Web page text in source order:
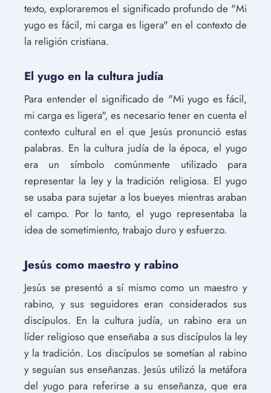
texto, exploraremos el significado profundo de "Mi
yugo es fácil, mi carga es ligera" en el contexto de
la religión cristiana.
El yugo en la cultura judía
Para entender el significado de "Mi yugo es fácil,
mi carga es ligera", es necesario tener en cuenta el
contexto cultural en el que Jesús pronunció estas
palabras. En la cultura judía de la época, el yugo
era un símbolo comúnmente utilizado para
representar la ley y la tradición religiosa. El yugo
se usaba para sujetar a los bueyes mientras araban
el campo. Por lo tanto, el yugo representaba la
idea de sometimiento, trabajo duro y esfuerzo.
Jesús como maestro y rabino
Jesús se presentó a sí mismo como un maestro y
rabino, y sus seguidores eran considerados sus
discípulos. En la cultura judía, un rabino era un
líder religioso que enseñaba a sus discípulos la ley
y la tradición. Los discípulos se sometían al rabino
y seguían sus enseñanzas. Jesús utilizó la metáfora
del yugo para referirse a su enseñanza, que era